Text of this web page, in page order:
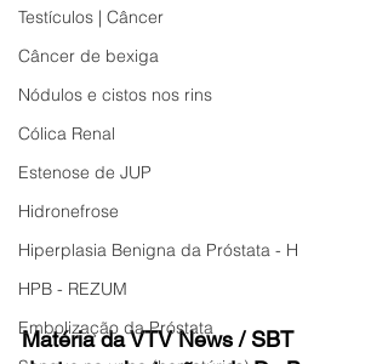
Testículos | Câncer
Câncer de bexiga
Nódulos e cistos nos rins
Cólica Renal
Estenose de JUP
Hidronefrose
Hiperplasia Benigna da Próstata - H
HPB - REZUM
Embolização da Próstata
Matéria da VTV News / SBT